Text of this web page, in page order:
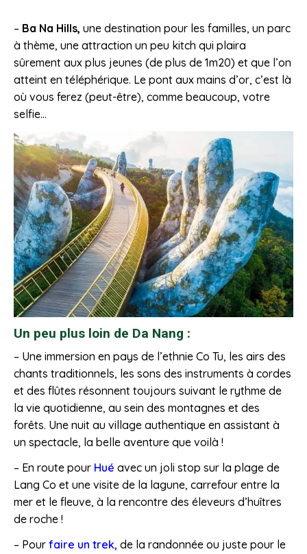
– Ba Na Hills, une destination pour les familles, un parc
à thème, une attraction un peu kitch qui plaira
sûrement aux plus jeunes (de plus de 1m20) et que l’on
atteint en téléphérique. Le pont aux mains d’or, c’est là
où vous ferez (peut-être), comme beaucoup, votre
selfie…
Un peu plus loin de Da Nang :
– Une immersion en pays de l’ethnie Co Tu, les airs des
chants traditionnels, les sons des instruments à cordes
et des flûtes résonnent toujours suivant le rythme de
la vie quotidienne, au sein des montagnes et des
forêts. Une nuit au village authentique en assistant à
un spectacle, la belle aventure que voilà !
– En route pour Hué avec un joli stop sur la plage de
Lang Co et une visite de la lagune, carrefour entre la
mer et le fleuve, à la rencontre des éleveurs d’huîtres
de roche !
– Pour faire un trek, de la randonnée ou juste pour le